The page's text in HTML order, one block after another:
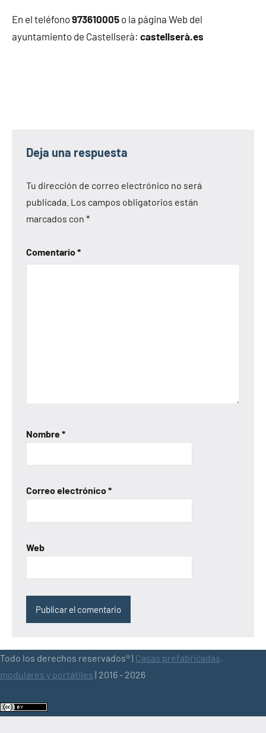
En el teléfono973610005 o la página Web del
ayuntamiento de Castellserà: castellserà.es
Deja una respuesta
Tu dirección de correo electrónico no será
publicada. Los campos obligatorios están
marcados con *
Comentario*
Nombre*
Correo electrónico*
Web
Todo los derechos reservados® | Casas prefabricadas,
modulares y portátiles | 2016 - 2026